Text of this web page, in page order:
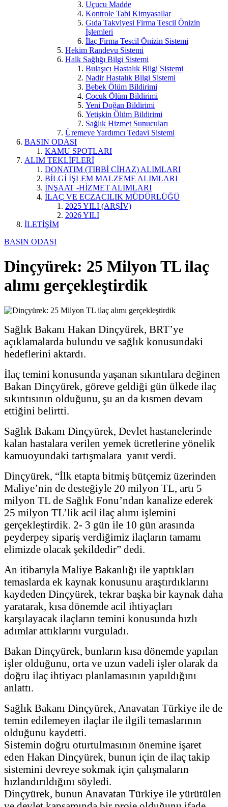
Uçucu Madde
Kontrole Tabi Kimyasallar
Gıda Takviyesi Firma Tescil Önizin
İşlemleri
İlaç Firma Tescil Önizin Sistemi
Hekim Randevu Sistemi
Halk Sağlığı Bilgi Sistemi
Bulaşıcı Hastalık Bilgi Sistemi
Nadir Hastalık Bilgi Sistemi
Bebek Ölüm Bildirimi
Çocuk Ölüm Bildirimi
Yeni Doğan Bildirimi
Yetişkin Ölüm Bildirimi
Sağlık Hizmet Sunucuları
Üremeye Yardımcı Tedavi Sistemi
BASIN ODASI
KAMU SPOTLARI
ALIM TEKLİFLERİ
DONATIM (TIBBİ CİHAZ) ALIMLARI
BİLGİ İŞLEM MALZEME ALIMLARI
İNŞAAT -HİZMET ALIMLARI
İLAÇ VE ECZACILIK MÜDÜRLÜĞÜ
2025 YILI (ARŞİV)
2026 YILI
İLETİŞİM
BASIN ODASI
Dinçyürek: 25 Milyon TL ilaç
alımı gerçekleştirdik
Sağlık Bakanı Hakan Dinçyürek, BRT’ye
açıklamalarda bulundu ve sağlık konusundaki
hedeflerini aktardı.
İlaç temini konusunda yaşanan sıkıntılara değinen
Bakan Dinçyürek, göreve geldiği gün ülkede ilaç
sıkıntısının olduğunu, şu an da kısmen devam
ettiğini belirtti.
Sağlık Bakanı Dinçyürek, Devlet hastanelerinde
kalan hastalara verilen yemek ücretlerine yönelik
kamuoyundaki tartışmalara yanıt verdi.
Dinçyürek, “İlk etapta bitmiş bütçemiz üzerinden
Maliye’nin de desteğiyle 20 milyon TL, artı 5
milyon TL de Sağlık Fonu’ndan kanalize ederek
25 milyon TL’lik acil ilaç alımı işlemini
gerçekleştirdik. 2- 3 gün ile 10 gün arasında
peyderpey sipariş verdiğimiz ilaçların tamamı
elimizde olacak şekildedir” dedi.
An itibarıyla Maliye Bakanlığı ile yaptıkları
temaslarda ek kaynak konusunu araştırdıklarını
kaydeden Dinçyürek, tekrar başka bir kaynak daha
yaratarak, kısa dönemde acil ihtiyaçları
karşılayacak ilaçların temini konusunda hızlı
adımlar attıklarını vurguladı.
Bakan Dinçyürek, bunların kısa dönemde yapılan
işler olduğunu, orta ve uzun vadeli işler olarak da
doğru ilaç ihtiyacı planlamasının yapıldığını
anlattı.
Sağlık Bakanı Dinçyürek, Anavatan Türkiye ile de
temin edilemeyen ilaçlar ile ilgili temaslarının
olduğunu kaydetti.
Sistemin doğru oturtulmasının önemine işaret
eden Hakan Dinçyürek, bunun için de ilaç takip
sistemini devreye sokmak için çalışmaların
hızlandırıldığını söyledi.
Dinçyürek, bunun Anavatan Türkiye ile yürütülen